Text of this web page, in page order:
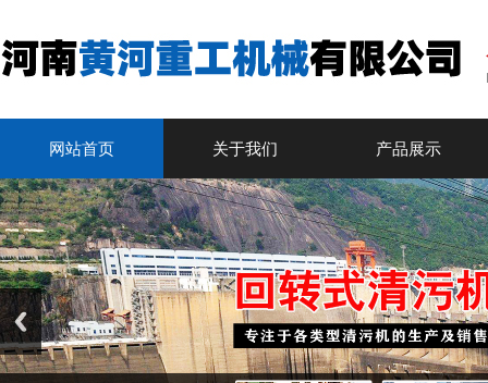
网站首页 关于我们 产品展示